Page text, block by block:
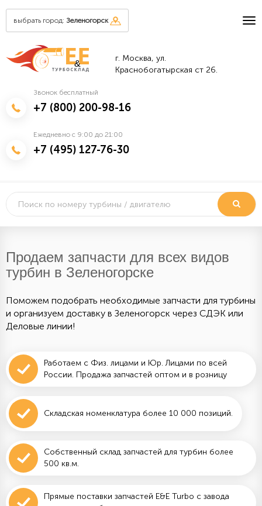
выбрать город: Зеленогорск
&
г. Москва, ул.
Краснобогатырская ст 26.
Звонок бесплатный
+7 (800) 200-98-16
Ежедневно с 9:00 до 21:00
+7 (495) 127-76-30
Продаем запчасти для всех видов
турбин в Зеленогорске
Поможем подобрать необходимые запчасти для турбины
и организуем доставку в Зеленогорск через СДЭК или
Деловые линии!
Работаем с Физ. лицами и Юр. Лицами по всей
России. Продажа запчастей оптом и в розницу
Складская номенклатура более 10 000 позиций.
Собственный склад запчастей для турбин более
500 кв.м.
Прямые поставки запчастей E&E Turbo с завода